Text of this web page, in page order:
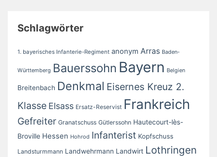
Schlagwörter
1. bayerisches Infanterie-Regiment anonym Arras Baden-
Württemberg Bauerssohn Bayern Belgien
Breitenbach Denkmal Eisernes Kreuz 2.
Klasse Elsass Ersatz-Reservist Frankreich
Gefreiter Granatschuss Gütlerssohn Hautecourt-lès-
Broville Hessen Hohrod Infanterist Kopfschuss
Landsturmmann Landwehrmann Landwirt Lothringen